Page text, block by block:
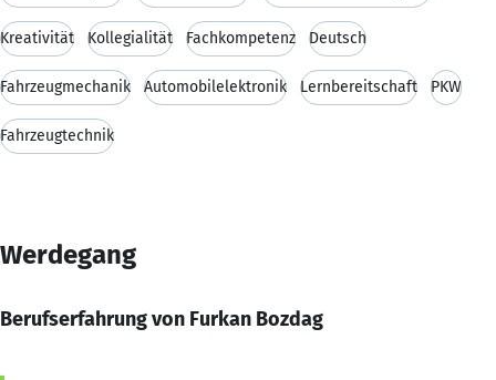
Kreativität Kollegialität Fachkompetenz Deutsch
Fahrzeugmechanik Automobilelektronik Lernbereitschaft PKW
Fahrzeugtechnik
Werdegang
Berufserfahrung von Furkan Bozdag